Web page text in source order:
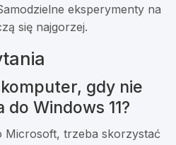
eksperymenty na
się najgorzej.
gdy nie
do Windows 11?
Microsoft, trzeba skorzystać